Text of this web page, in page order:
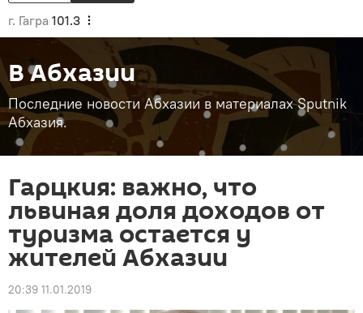
г. Гагра 101.3
В Абхазии
Последние новости Абхазии в материалах Sputnik
Абхазия.
Гарцкия: важно, что
львиная доля доходов от
туризма остается у
жителей Абхазии
20:39 11.01.2019